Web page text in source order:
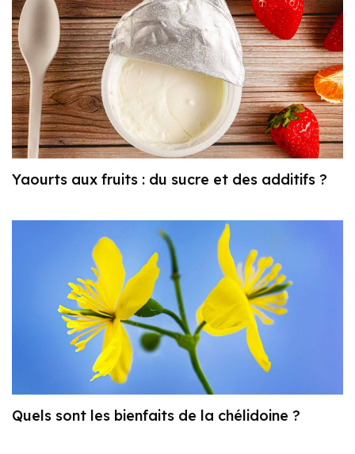
Yaourts aux fruits : du sucre et des additifs ?
Quels sont les bienfaits de la chélidoine ?